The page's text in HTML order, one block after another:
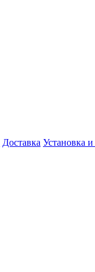
Доставка Установка